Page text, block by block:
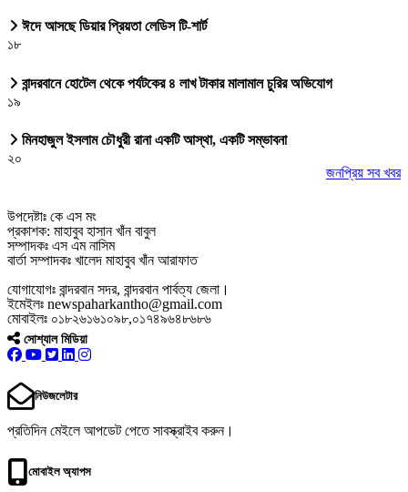
ঈদে আসছে ডিয়ার প্রিয়তা লেডিস টি-শার্ট
১৮
বান্দরবানে হোটেল থেকে পর্যটকের ৪ লাখ টাকার মালামাল চুরির অভিযোগ
১৯
মিনহাজুল ইসলাম চৌধুরী রানা একটি আস্থা, একটি সম্ভাবনা
২০
জনপ্রিয় সব খবর
উপদেষ্টাঃ কে এস মং
প্রকাশক: মাহাবুব হাসান খাঁন বাবুল
সম্পাদকঃ এস এম নাসিম
বার্তা সম্পাদকঃ খালেদ মাহাবুব খাঁন আরাফাত
যোগাযোগঃ বান্দরবান সদর, বান্দরবান পার্বত্য জেলা।
ইমেইলঃ newspaharkantho@gmail.com
মোবাইলঃ ০১৮২৬১৬১০৯৮,০১৭৪৯৬৪৮৬৮৬
সোশ্যাল মিডিয়া
নিউজলেটার
প্রতিদিন মেইলে আপডেট পেতে সাবস্ক্রাইব করুন।
মোবাইল অ্যাপস